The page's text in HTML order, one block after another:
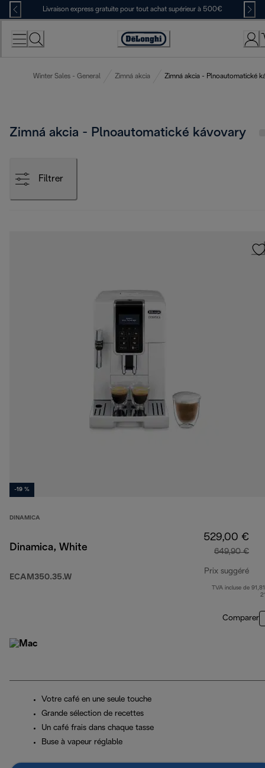
Skip
to
Content
Livraison express gratuite pour tout achat supérieur à 500€
Déclaration
Winter Sales - General Zimná akcia Zimná akcia - Plnoautomatické
Zimná akcia - Plnoautomatické kávovary
Filtrer
-19 %
DINAMICA
Dinamica, White
ECAM350.35.W
529,00 €
649,90 €
Prix suggéré
TVA incluse de
Comparer
Votre café en une seule touche
Grande sélection de recettes
Un café frais dans chaque tasse
Buse à vapeur réglable